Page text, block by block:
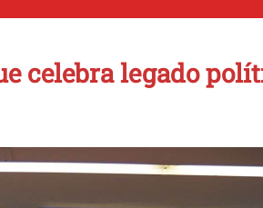
celebra legado